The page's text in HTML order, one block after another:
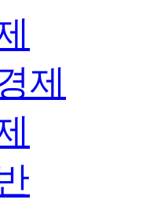
제